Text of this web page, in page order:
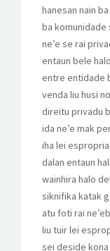
hanesan nain
ba komunidade
ne’e se rai
entaun bele
entre entidade
venda liu husi
direitu privadu
ida ne’e mak
iha lei
dalan entaun
wainhira halo
siknifika katak
atu foti rai
liu tuir lei
sei deside